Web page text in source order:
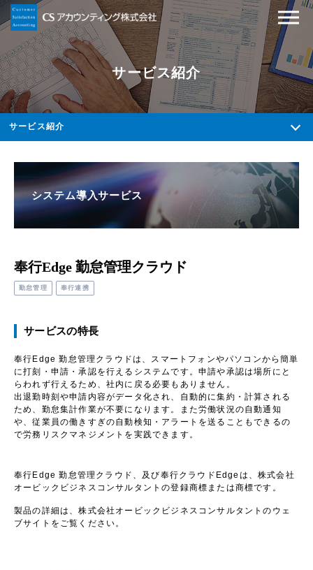
サービス紹介
サービス紹介
システム導入サービス
奉行Edge 勤怠管理クラウド
勤怠管理 奉行連携
サービスの特長
奉行Edge 勤怠管理クラウドは、スマートフォンやパソコンから簡単
に打刻・申請・承認を行えるシステムです。申請や承認は場所にと
らわれず行えるため、社内に戻る必要もありません。
出退勤時刻や申請内容がデータ化され、自動的に集約・計算される
ため、勤怠集計作業が不要になります。また労働状況の自動通知
や、従業員の働きすぎの自動検知・アラートを送ることもできるの
で労務リスクマネジメントを実践できます。
奉行Edge 勤怠管理クラウド、及び奉行クラウドEdgeは、株式会社
オービックビジネスコンサルタントの登録商標または商標です。
製品の詳細は、株式会社オービックビジネスコンサルタントのウェ
ブサイトをご覧ください。